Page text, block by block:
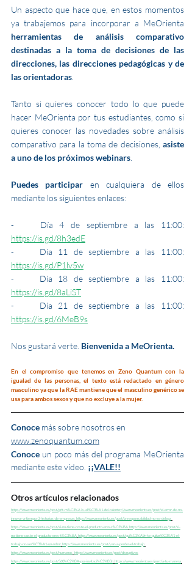
Un aspecto que hace que, en estos momentos
herramientas de análisis comparativo
destinadas a la toma de decisiones de las
direcciones, las direcciones pedagógicas y de
las orientadoras
Tanto si quieres conocer todo lo que puede
hacer MeOrienta por tus estudiantes, como si
quieres conocer las novedades sobre análisis
comparativo para la toma de decisiones, asiste
a uno de los próximos webinars
Puedes participar en cualquiera de ellos
mediante los siguientes enlaces:
https://is.gd/8h3edE
https://is.gd/P1lv5w
https://is.gd/8aLiST
https://is.gd/6MeB9s
Nos gustará verte. Bienvenida a MeOrienta.
En el compromiso que tenemos en Zeno Quantum con la
igualad de las personas, el texto está redactado en género
masculino ya que la RAE mantiene que el masculino genérico se
usa para ambos sexos y que no excluye a la mujer.
Conoce más sobre nosotros en
www.zenoquantum.com
Conoce un poco más del programa MeOrienta
mediante este vídeo. ¡¡VALE!!
Otros artículos relacionados
https://www.meorienta.es/post/grit-m%C3%A1s-all%C3%A1-del-talento; ://www.meorienta.es/post/el-error-de-no-
innovar-a-tiempo-3-historias-de-empresas https://www.meorienta.es/post/la-responsabilidad-no-se-delega
https://www.meorienta.es/post/si-no-tiene-coste-el-producto-eres-t%C3%BA https://www.meorienta.es/post/si-
no-tiene-coste-el-producto-eres-t%C3%BA https://www.meorienta.es/post/qui%C3%A9n-te-quitar%C3%A1-el-
trabajo-no-ser%C3%A1-un-robot https://www.meorienta.es/post/van-a-perder-el-trabajo
https://www.meorienta.es/post/humanos https://www.meorienta.es/post/disruptivos
https://www.meorienta.es/post/360%C2%BA-por-invitaci%C3%B3n https://www.meorienta.es/post/a-tu-manera